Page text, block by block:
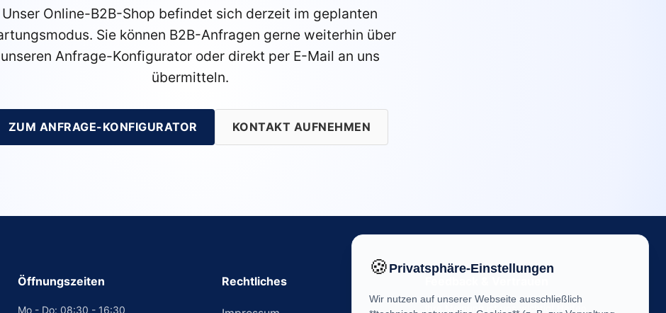
Unser Online-B2B-Shop befindet sich derzeit im geplanten
Sie können B2B-Anfragen gerne weiterhin über
unseren Anfrage-Konfigurator oder direkt per E-Mail an uns
übermitteln.
ZUM ANFRAGE-KONFIGURATOR KONTAKT AUFNEHMEN
Öffnungszeiten
Mo - Do: 08:30 - 16:30
Rechtliches
Ihre Meinung ist uns wichtig! Helfen
🍪Privatsphäre-Einstellungen
Wir nutzen auf unserer Webseite ausschließlich